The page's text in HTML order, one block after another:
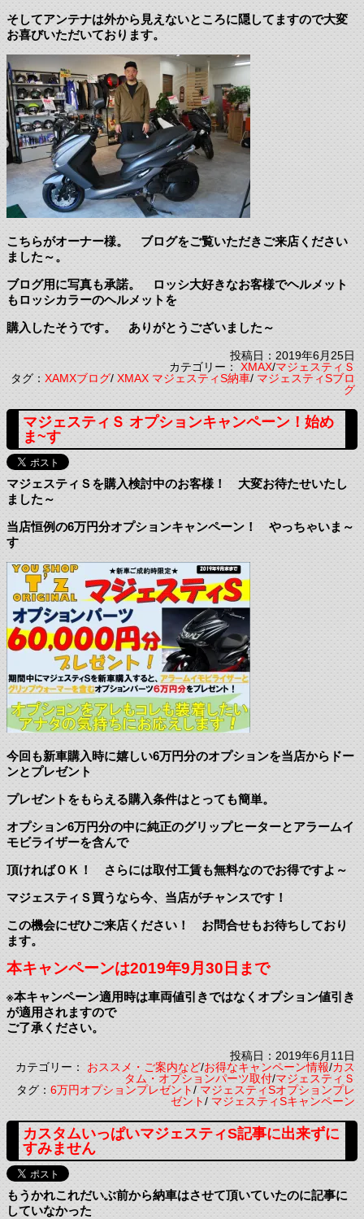
そしてアンテナは外から見えないところに隠してますので大変
お喜びいただいております。
こちらがオーナー様。 ブログをご覧いただきご来店ください
ました～。
ブログ用に写真も承諾。 ロッシ大好きなお客様でヘルメット
もロッシカラーのヘルメットを
購入したそうです。 ありがとうございました～
投稿日：2019年6月25日
カテゴリー：XMAX/マジェスティＳ
タグ：XAMXブログ/XMAX マジェスティS納車/マジェスティSブロ
グ
マジェスティＳ オプションキャンペーン！始め
ま~す
マジェスティＳを購入検討中のお客様！ 大変お待たせいたし
ました～
当店恒例の6万円分オプションキャンペーン！ やっちゃいま～
す
今回も新車購入時に嬉しい6万円分のオプションを当店からドー
ンとプレゼント
プレゼントをもらえる購入条件はとっても簡単。
オプション6万円分の中に純正のグリップヒーターとアラームイ
モビライザーを含んで
頂ければＯＫ！ さらには取付工賃も無料なのでお得ですよ～
マジェスティＳ買うなら今、当店がチャンスです！
この機会にぜひご来店ください！ お問合せもお待ちしており
ます。
本キャンペーンは2019年9月30日まで
※本キャンペーン適用時は車両値引きではなくオプション値引き
が適用されますので
ご了承ください。
投稿日：2019年6月11日
カテゴリー：おススメ・ご案内など/お得なキャンペーン情報/カス
タム・オプションパーツ取付/マジェスティＳ
タグ：6万円オプションプレゼント/マジェスティSオプションプレ
ゼント/マジェスティSキャンペーン
カスタムいっぱいマジェスティS記事に出来ずに
すみません
もうかれこれだいぶ前から納車はさせて頂いていたのに記事に
していなかった